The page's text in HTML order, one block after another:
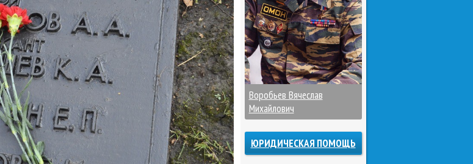
Воробьев Вячеслав
Михайлович
ЮРИДИЧЕСКАЯ ПОМОЩЬ